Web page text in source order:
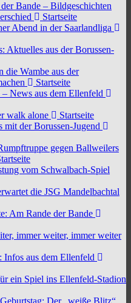
Bande – Bildgeschichten
Startseite
Abend in der Saarlandliga
Aktuelles aus der Borussen-
die Wambe aus der
Startseite
News aus dem Ellenfeld
walk alone
Startseite
mit der Borussen-Jugend
gegen Ballweilers
vom Schwalbach-Spiel
die JSG Mandelbachtal
Am Rande der Bande
immer weiter, immer weiter
Infos aus dem Ellenfeld
ein Spiel ins Ellenfeld-Stadion
Der „weiße Blitz“